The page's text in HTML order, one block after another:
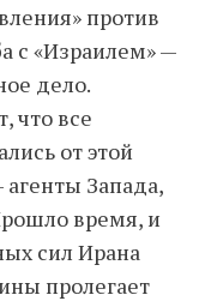
против
с «Израилем» —
дело.
что все
от этой
Запада,
время, и
сил Ирана
пролегает